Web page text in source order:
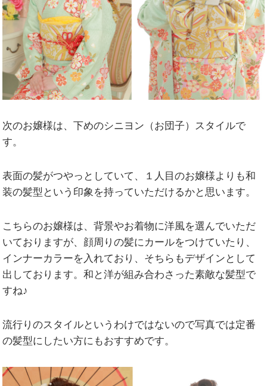
次のお嬢様は、下めのシニヨン（お団子）スタイルで
す。
表面の髪がつやっとしていて、１人目のお嬢様よりも和
装の髪型という印象を持っていただけるかと思います。
こちらのお嬢様は、背景やお着物に洋風を選んでいただ
いておりますが、顔周りの髪にカールをつけていたり、
インナーカラーを入れており、そちらもデザインとして
出しております。和と洋が組み合わさった素敵な髪型で
すね♪
流行りのスタイルというわけではないので写真では定番
の髪型にしたい方にもおすすめです。